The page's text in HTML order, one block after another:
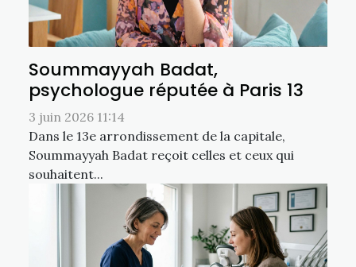
Soummayyah Badat,
psychologue réputée à Paris 13
3 juin 2026 11:14
Dans le 13e arrondissement de la capitale,
Soummayyah Badat reçoit celles et ceux qui
souhaitent...